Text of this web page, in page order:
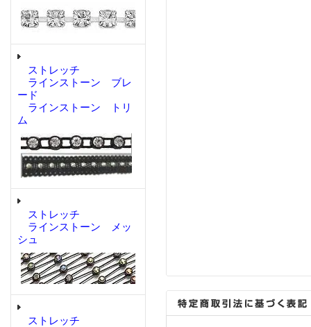
ストレッチ
ラインストーン ブレ
ード
ラインストーン トリ
ム
ストレッチ
ラインストーン メッ
シュ
ストレッチ